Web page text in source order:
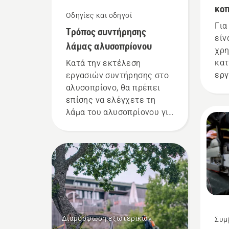
Οδηγίες και οδηγοί
Τρόπος συντήρησης
λάμας αλυσοπρίονου
Κατά την εκτέλεση
εργασιών συντήρησης στο
αλυσοπρίονο, θα πρέπει
επίσης να ελέγχετε τη
λάμα του αλυσοπρίονου για
αντικατάσταση.
Διαμόρφωση εξωτερικών